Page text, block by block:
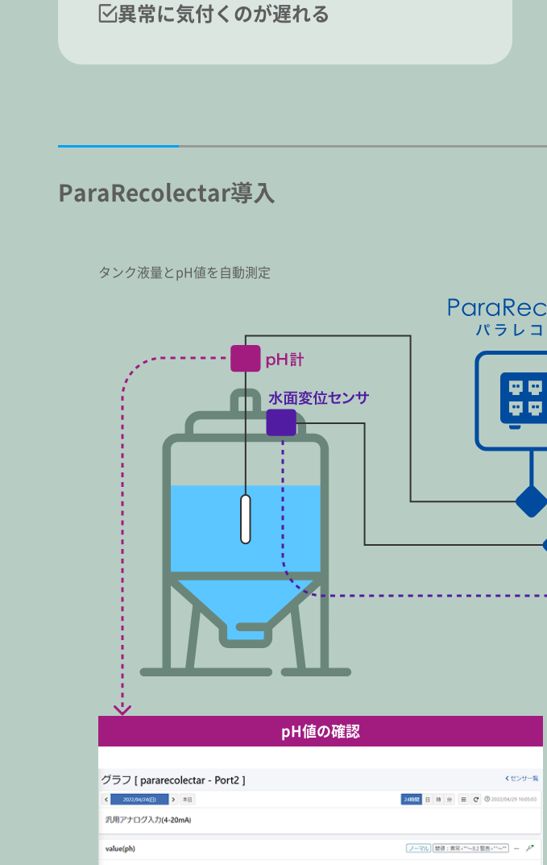
異常に気付くのが遅れる
ParaRecolectar導入
タンク液量とpH値を自動測定
pH値の確認